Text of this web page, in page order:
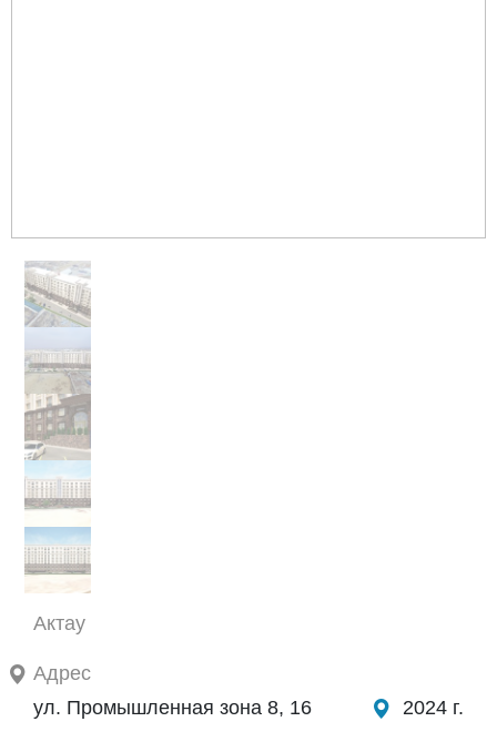
Актау
Адрес
ул. Промышленная зона 8, 16
2024 г.